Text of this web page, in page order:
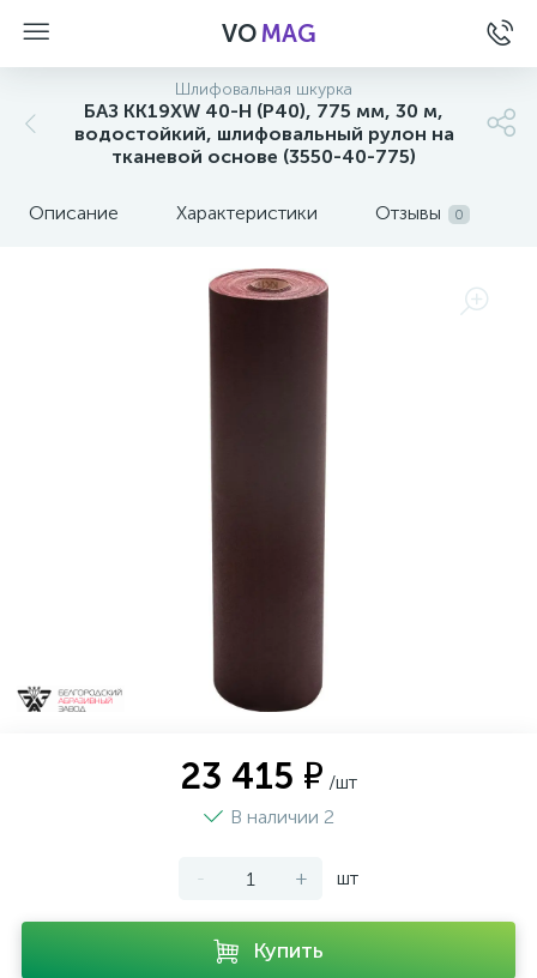
VOMAG
Шлифовальная шкурка
БАЗ KK19XW 40-H (Р40), 775 мм, 30 м,
водостойкий, шлифовальный рулон на
тканевой основе (3550-40-775)
Описание Характеристики Отзывы 0
23 415 ₽ /шт
В наличии 2
- + шт
Купить